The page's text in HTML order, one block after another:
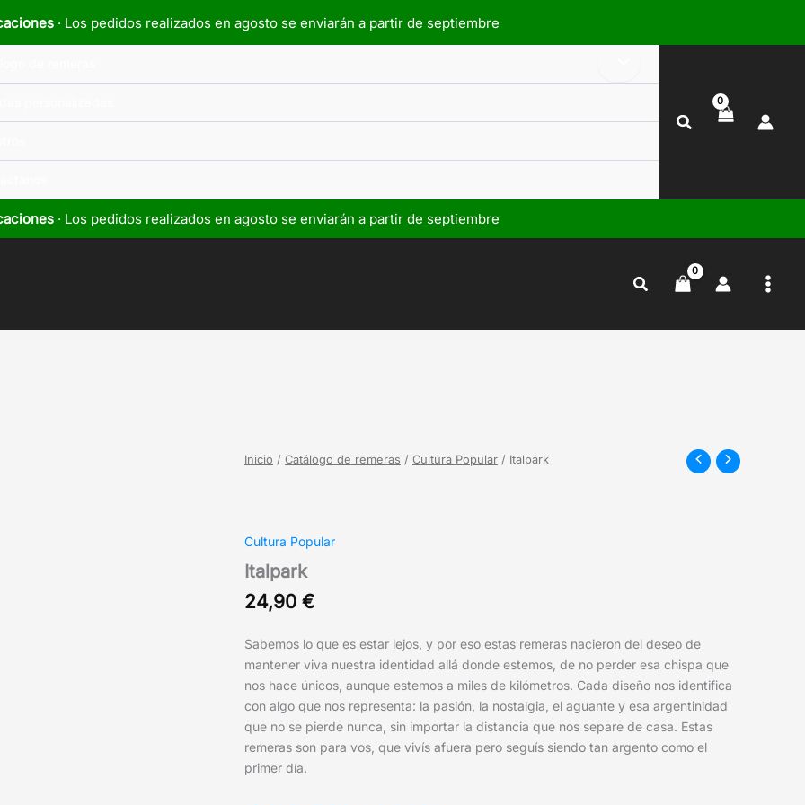
· Los pedidos realizados en agosto se enviarán a partir de septiembre
Buscar
· Los pedidos realizados en agosto se enviarán a partir de septiembre
Buscar
Inicio / Catálogo de remeras / Cultura Popular / Italpark
Cultura Popular
Italpark
24,90 €
Sabemos lo que es estar lejos, y por eso estas remeras nacieron del deseo de
mantener viva nuestra identidad allá donde estemos, de no perder esa chispa que
nos hace únicos, aunque estemos a miles de kilómetros. Cada diseño nos identifica
con algo que nos representa: la pasión, la nostalgia, el aguante y esa argentinidad
que no se pierde nunca, sin importar la distancia que nos separe de casa. Estas
remeras son para vos, que vivís afuera pero seguís siendo tan argento como el
primer día.